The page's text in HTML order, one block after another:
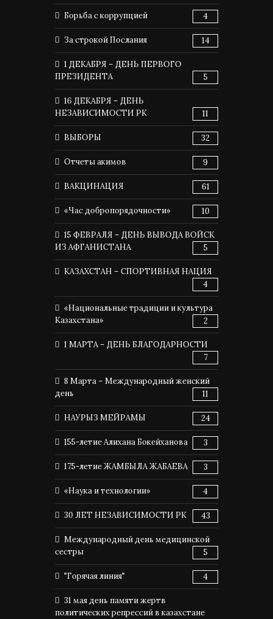
Борьба с коррупцией 4
За строкой Послания 14
1 ДЕКАБРЯ – ДЕНЬ ПЕРВОГО
ПРЕЗИДЕНТА
5
16 ДЕКАБРЯ – ДЕНЬ
НЕЗАВИСИМОСТИ РК
11
ВЫБОРЫ 32
Отчеты акимов 9
ВАКЦИНАЦИЯ 61
«Час добропорядочности» 10
15 ФЕВРАЛЯ – ДЕНЬ ВЫВОДА ВОЙСК
ИЗ АФГАНИСТАНА
5
КАЗАХСТАН – СПОРТИВНАЯ НАЦИЯ
4
«Национальные традиции и культура
Казахстана»
2
1 МАРТА – ДЕНЬ БЛАГОДАРНОСТИ
7
8 Марта – Международный женский
день
11
НАУРЫЗ МЕЙРАМЫ 24
155-летие Алихана Бокейханова 3
175-летие ЖАМБЫЛА ЖАБАЕВА 3
«Наука и технологии» 4
30 ЛЕТ НЕЗАВИСИМОСТИ РК 43
Международный день медицинской
сестры
5
"Горячая линия" 4
31 мая день памяти жертв
политических репрессий в казахстане